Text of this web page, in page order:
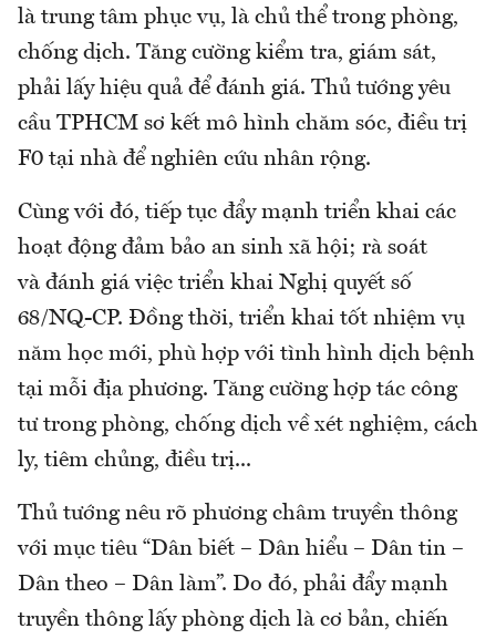
là trung tâm phục vụ, là chủ thể trong phòng,
chống dịch. Tăng cường kiểm tra, giám sát,
phải lấy hiệu quả để đánh giá. Thủ tướng yêu
cầu TPHCM sơ kết mô hình chăm sóc, điều trị
F0 tại nhà để nghiên cứu nhân rộng.
Cùng với đó, tiếp tục đẩy mạnh triển khai các
hoạt động đảm bảo an sinh xã hội; rà soát
và đánh giá việc triển khai Nghị quyết số
68/NQ-CP. Đồng thời, triển khai tốt nhiệm vụ
năm học mới, phù hợp với tình hình dịch bệnh
tại mỗi địa phương. Tăng cường hợp tác công
tư trong phòng, chống dịch về xét nghiệm, cách
ly, tiêm chủng, điều trị...
Thủ tướng nêu rõ phương châm truyền thông
với mục tiêu “Dân biết – Dân hiểu – Dân tin –
Dân theo – Dân làm”. Do đó, phải đẩy mạnh
truyền thông lấy phòng dịch là cơ bản, chiến